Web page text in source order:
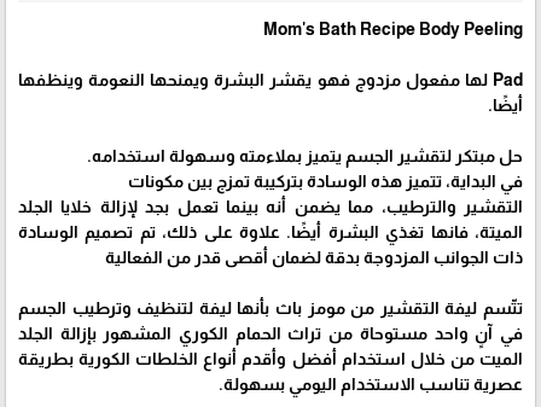
Mom's Bath Recipe Body Peeling
Pad لها مفعول مزدوج فهو يقشر البشرة ويمنحها النعومة وينظفها
أيضًا.
حل مبتكر لتقشير الجسم يتميز بملاءمته وسهولة استخدامه.
في البداية، تتميز هذه الوسادة بتركيبة تمزج بين مكونات
التقشير والترطيب، مما يضمن أنه بينما تعمل بجد لإزالة خلايا الجلد
الميتة، فانها تغذي البشرة أيضًا. علاوة على ذلك، تم تصميم الوسادة
ذات الجوانب المزدوجة بدقة لضمان أقصى قدر من الفعالية
تتّسم ليفة التقشير من مومز باث بأنها ليفة لتنظيف وترطيب الجسم
في آنٍ واحد مستوحاة من تراث الحمام الكوري المشهور بإزالة الجلد
الميت من خلال استخدام أفضل وأقدم أنواع الخلطات الكورية بطريقة
عصرية تناسب الاستخدام اليومي بسهولة.